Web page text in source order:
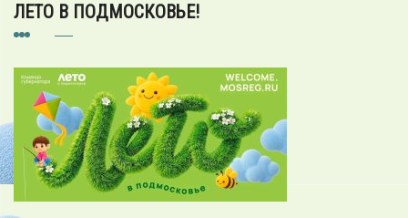
ЛЕТО В ПОДМОСКОВЬЕ!